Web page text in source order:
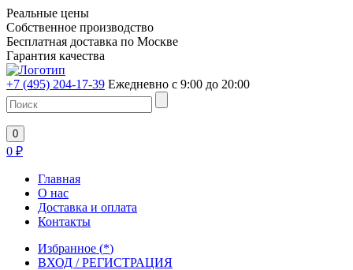
Реальные цены
Собственное производство
Бесплатная доставка по Москве
Гарантия качества
+7 (495) 204-17-39 Ежедневно с 9:00 до 20:00
0
0 ₽
Главная
О нас
Доставка и оплата
Контакты
Избранное (*)
ВХОД / РЕГИСТРАЦИЯ